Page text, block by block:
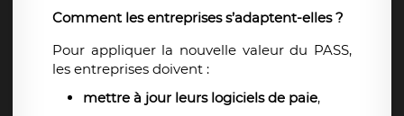
Comment les entreprises s’adaptent-elles ?
Pour appliquer la nouvelle valeur du PASS,
les entreprises doivent :
mettre à jour leurs logiciels de paie,